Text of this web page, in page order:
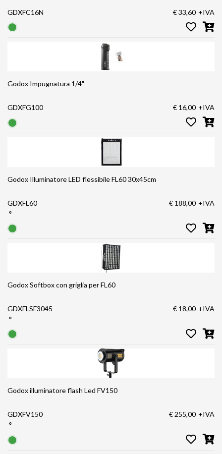
GDXFC16N € 33,60 +IVA
Godox Impugnatura 1/4"
GDXFG100 € 16,00 +IVA
Godox Illuminatore LED flessibile FL60 30x45cm
GDXFL60
°
€ 188,00 +IVA
Godox Softbox con griglia per FL60
GDXFLSF3045
°
€ 18,00 +IVA
Godox illuminatore flash Led FV150
GDXFV150
°
€ 255,00 +IVA